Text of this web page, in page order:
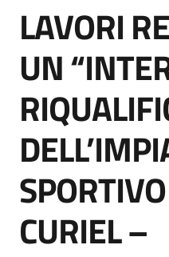
strumenti
di
Supporto
Piattaforme
telematiche
Salta al contenuto
LAVORI
UN
CURIEL –